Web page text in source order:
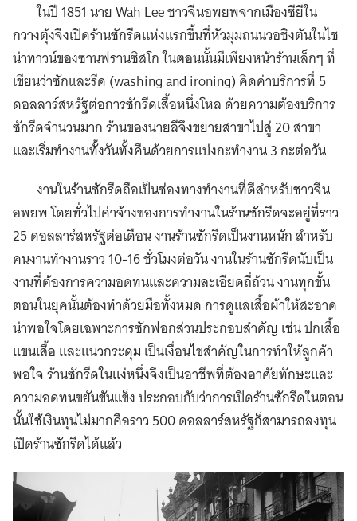
ในปี 1851 นาย Wah Lee ชาวจีนอพยพจากเมืองซียีใน
กวางตุ้งจึงเปิดร้านซักรีดแห่งแรกขึ้นที่หัวมุมถนนวอชิงตันในไช
น่าทาวน์ของซานฟรานซิสโก ในตอนนั้นมีเพียงหน้าร้านเล็กๆ ที่
เขียนว่าซักและรีด (washing and ironing) คิดค่าบริการที่ 5
ดอลลาร์สหรัฐต่อการซักรีดเสื้อหนึ่งโหล ด้วยความต้องบริการ
ซักรีดจำนวนมาก ร้านของนายลีจึงขยายสาขาไปสู่ 20 สาขา
และเริ่มทำงานทั้งวันทั้งคืนด้วยการแบ่งกะทำงาน 3 กะต่อวัน
งานในร้านซักรีดถือเป็นช่องทางทำงานที่ดีสำหรับชาวจีน
อพยพ โดยทั่วไปค่าจ้างของการทำงานในร้านซักรีดจะอยู่ที่ราว
25 ดอลลาร์สหรัฐต่อเดือน งานร้านซักรีดเป็นงานหนัก สำหรับ
คนงานทำงานราว 10-16 ชั่วโมงต่อวัน งานในร้านซักรีดนับเป็น
งานที่ต้องการความอดทนและความละเอียดถี่ถ้วน งานทุกขั้น
ตอนในยุคนั้นต้องทำด้วยมือทั้งหมด การดูแลเสื้อผ้าให้สะอาด
น่าพอใจโดยเฉพาะการซักฟอกส่วนประกอบสำคัญ เช่น ปกเสื้อ
แขนเสื้อ และแนวกระดุม เป็นเงื่อนไขสำคัญในการทำให้ลูกค้า
พอใจ ร้านซักรีดในแง่หนึ่งจึงเป็นอาชีพที่ต้องอาศัยทักษะและ
ความอดทนขยันขันแข็ง ประกอบกับว่าการเปิดร้านซักรีดในตอน
นั้นใช้เงินทุนไม่มากคือราว 500 ดอลลาร์สหรัฐก็สามารถลงทุน
เปิดร้านซักรีดได้แล้ว